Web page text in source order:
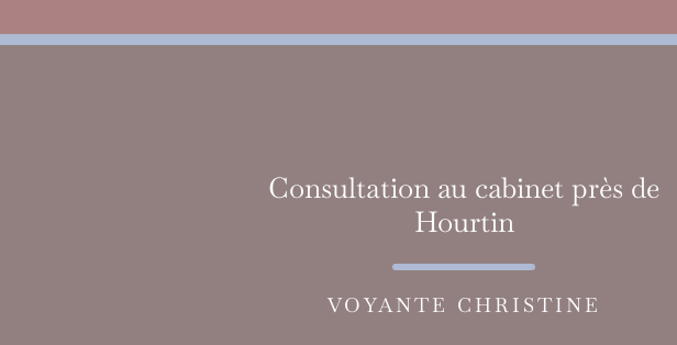
Consultation au cabinet près de
Hourtin
VOYANTE CHRISTINE